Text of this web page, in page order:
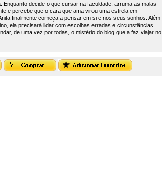
Enquanto decide o que cursar na faculdade, arruma as malas
e percebe que o cara que ama virou uma estrela em
finalmente começa a pensar em si e nos seus sonhos. Além
ela precisará lidar com escolhas erradas e circunstâncias
de uma vez por todas, o mistério do blog que a faz viajar no